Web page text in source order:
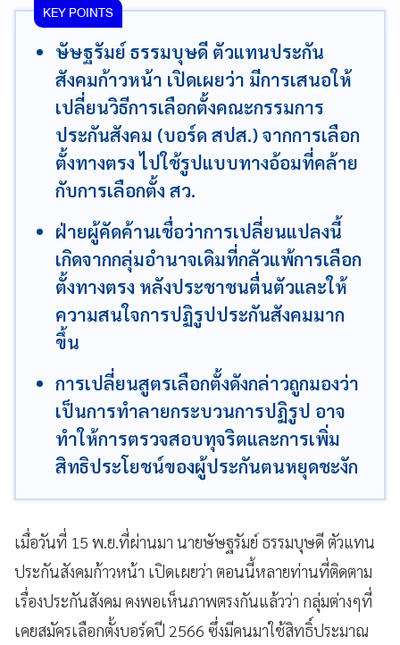
KEY POINTS
ษัษฐรัมย์ ธรรมบุษดี ตัวแทนประกัน
สังคมก้าวหน้า เปิดเผยว่า มีการเสนอให้
เปลี่ยนวิธีการเลือกตั้งคณะกรรมการ
ประกันสังคม (บอร์ด สปส.) จากการเลือก
ตั้งทางตรง ไปใช้รูปแบบทางอ้อมที่คล้าย
กับการเลือกตั้ง สว.
ฝ่ายผู้คัดค้านเชื่อว่าการเปลี่ยนแปลงนี้
เกิดจากกลุ่มอำนาจเดิมที่กลัวแพ้การเลือก
ตั้งทางตรง หลังประชาชนตื่นตัวและให้
ความสนใจการปฏิรูปประกันสังคมมาก
ขึ้น
การเปลี่ยนสูตรเลือกตั้งดังกล่าวถูกมองว่า
เป็นการทำลายกระบวนการปฏิรูป อาจ
ทำให้การตรวจสอบทุจริตและการเพิ่ม
สิทธิประโยชน์ของผู้ประกันตนหยุดชะงัก
เมื่อวันที่ 15 พ.ย.ที่ผ่านมา นายษัษฐรัมย์ ธรรมบุษดี ตัวแทน
ประกันสังคมก้าวหน้า เปิดเผยว่า ตอนนี้หลายท่านที่ติดตาม
เรื่องประกันสังคม คงพอเห็นภาพตรงกันแล้วว่า กลุ่มต่างๆที่
เคยสมัครเลือกตั้งบอร์ดปี 2566 ซึ่งมีคนมาใช้สิทธิ์ประมาณ